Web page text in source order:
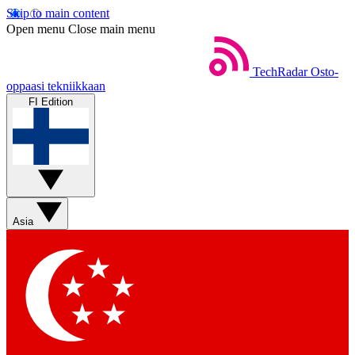
Skip to main content
Open menu Close main menu
TechRadar Osto-
oppaasi tekniikkaan
FI Edition
Asia